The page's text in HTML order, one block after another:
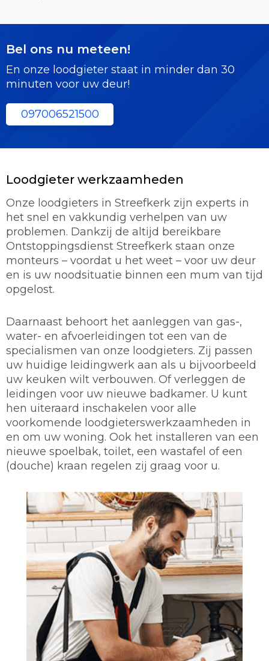
Bel ons nu meteen!
En onze loodgieter staat in minder dan 30
minuten voor uw deur!
097006521500
Loodgieter werkzaamheden
Onze loodgieters in Streefkerk zijn experts in
het snel en vakkundig verhelpen van uw
problemen. Dankzij de altijd bereikbare
Ontstoppingsdienst Streefkerk staan onze
monteurs – voordat u het weet – voor uw deur
en is uw noodsituatie binnen een mum van tijd
opgelost.
Daarnaast behoort het aanleggen van gas-,
water- en afvoerleidingen tot een van de
specialismen van onze loodgieters. Zij passen
uw huidige leidingwerk aan als u bijvoorbeeld
uw keuken wilt verbouwen. Of verleggen de
leidingen voor uw nieuwe badkamer. U kunt
hen uiteraard inschakelen voor alle
voorkomende loodgieterswerkzaamheden in
en om uw woning. Ook het installeren van een
nieuwe spoelbak, toilet, een wastafel of een
(douche) kraan regelen zij graag voor u.